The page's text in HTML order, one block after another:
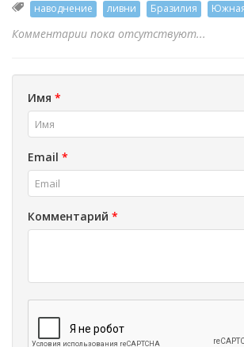
наводнение ливни Бразилия
Комментарии пока отсутствуют...
Имя *
Email *
Комментарий *